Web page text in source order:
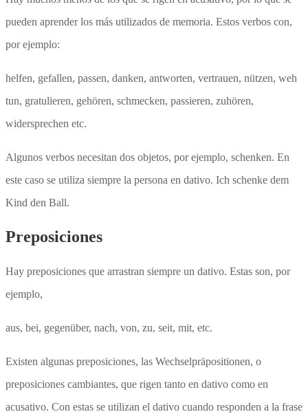
pueden aprender los más utilizados de memoria. Estos verbos con,
por ejemplo:
helfen, gefallen, passen, danken, antworten, vertrauen, nützen, weh
tun, gratulieren, gehören, schmecken, passieren, zuhören,
widersprechen etc.
Algunos verbos necesitan dos objetos, por ejemplo, schenken. En
este caso se utiliza siempre la persona en dativo. Ich schenke dem
Kind den Ball.
Preposiciones
Hay preposiciones que arrastran siempre un dativo. Estas son, por
ejemplo,
aus, bei, gegenüber, nach, von, zu, seit, mit, etc.
Existen algunas preposiciones, las Wechselpräpositionen, o
preposiciones cambiantes, que rigen tanto en dativo como en
acusativo. Con estas se utilizan el dativo cuando responden a la frase